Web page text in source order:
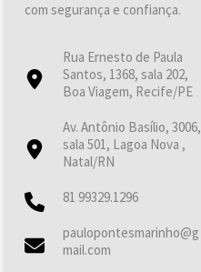
com segurança e confiança.
Rua Ernesto de Paula
Santos, 1368, sala 202,
Boa Viagem, Recife/PE
Av. Antônio Basílio, 3006,
sala 501, Lagoa Nova ,
Natal/RN
81 99329.1296
paulopontesmarinho@g
mail.com